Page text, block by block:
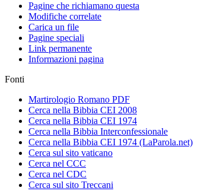
Pagine che richiamano questa
Modifiche correlate
Carica un file
Pagine speciali
Link permanente
Informazioni pagina
Fonti
Martirologio Romano PDF
Cerca nella Bibbia CEI 2008
Cerca nella Bibbia CEI 1974
Cerca nella Bibbia Interconfessionale
Cerca nella Bibbia CEI 1974 (LaParola.net)
Cerca sul sito vaticano
Cerca nel CCC
Cerca nel CDC
Cerca sul sito Treccani